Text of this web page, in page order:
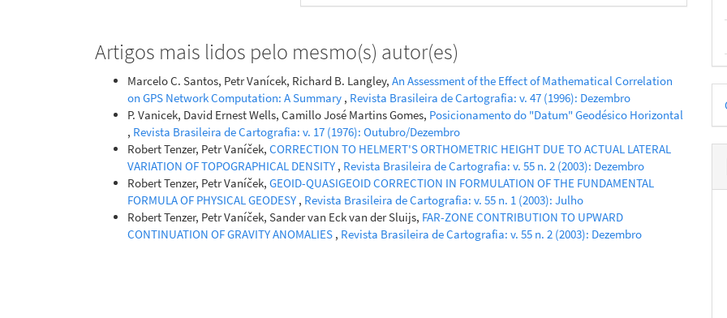
Artigos mais lidos pelo mesmo(s) autor(es)
Marcelo C. Santos, Petr Vanícek, Richard B. Langley, An Assessment of the Effect of Mathematical Correlation
on GPS Network Computation: A Summary , Revista Brasileira de Cartografia: v. 47 (1996): Dezembro
P. Vanicek, David Ernest Wells, Camillo José Martins Gomes, Posicionamento do "Datum" Geodésico Horizontal
, Revista Brasileira de Cartografia: v. 17 (1976): Outubro/Dezembro
Robert Tenzer, Petr Vaníček, CORRECTION TO HELMERT'S ORTHOMETRIC HEIGHT DUE TO ACTUAL LATERAL
VARIATION OF TOPOGRAPHICAL DENSITY , Revista Brasileira de Cartografia: v. 55 n. 2 (2003): Dezembro
Robert Tenzer, Petr Vaníček, GEOID-QUASIGEOID CORRECTION IN FORMULATION OF THE FUNDAMENTAL
FORMULA OF PHYSICAL GEODESY , Revista Brasileira de Cartografia: v. 55 n. 1 (2003): Julho
Robert Tenzer, Petr Vaníček, Sander van Eck van der Sluijs, FAR-ZONE CONTRIBUTION TO UPWARD
CONTINUATION OF GRAVITY ANOMALIES , Revista Brasileira de Cartografia: v. 55 n. 2 (2003): Dezembro